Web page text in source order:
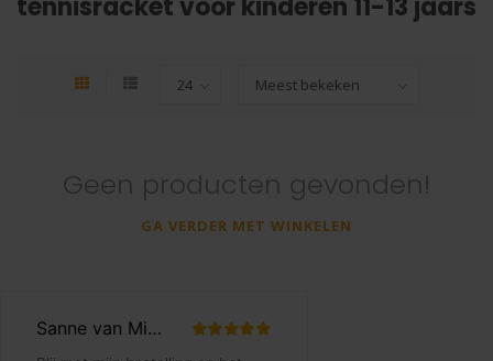
tennisracket voor kinderen 11-13 jaars
Geen producten gevonden!
GA VERDER MET WINKELEN